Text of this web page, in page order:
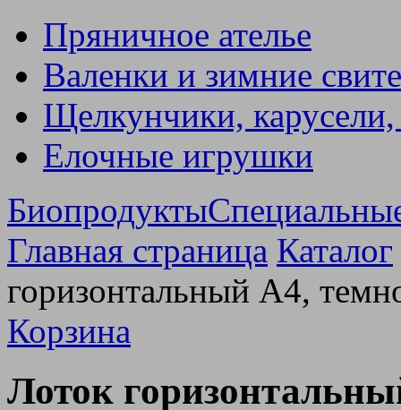
Пряничное ателье
Валенки и зимние
Щелкунчики, карусели,
Елочные игрушки
Биопродукты
Главная страница Каталог
горизонтальный А4,
Корзина
Лоток